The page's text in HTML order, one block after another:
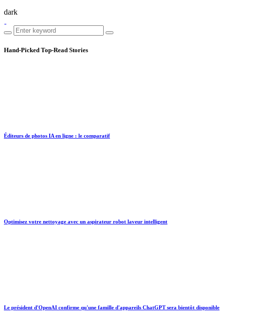
dark
Hand-Picked Top-Read Stories
Éditeurs de photos IA en ligne : le comparatif
Optimisez votre nettoyage avec un aspirateur robot laveur intelligent
Le président d'OpenAI confirme qu'une famille d'appareils ChatGPT sera bientôt disponible